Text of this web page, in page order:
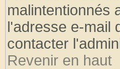
malintentionnés
l'adresse e-mail
contacter
Revenir en haut